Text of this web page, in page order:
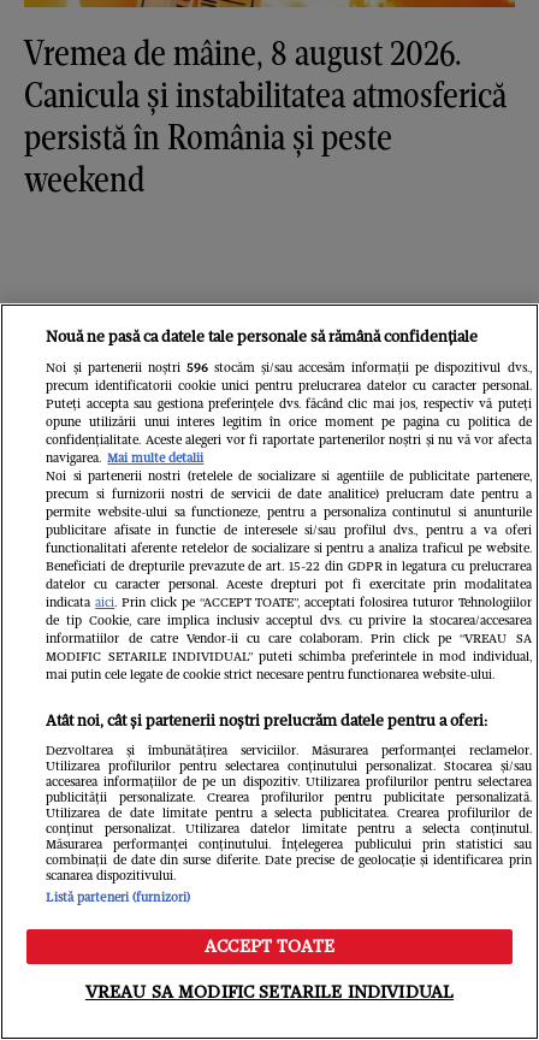
Vremea de mâine, 8 august 2026.
Canicula și instabilitatea atmosferică
persistă în România și peste
weekend
Din aceeași categorie
VEDETE SI EVENIMENTE VEDETE
Meniu Caută
Nouă ne pasă ca datele tale personale să rămână confidențiale
Noi și partenerii noștri 596stocăm și/sau accesăm informații pe dispozitivul dvs.,
precum identificatorii cookie unici pentru prelucrarea datelor cu caracter personal.
Puteți accepta sau gestiona preferințele dvs. făcând clic mai jos, respectiv vă puteți
opune utilizării unui interes legitim în orice moment pe pagina cu politica de
confidențialitate. Aceste alegeri vor fi raportate partenerilor noștri și nu vă vor afecta
navigarea. Mai multe detalii
Noi si partenerii nostri (retelele de socializare si agentiile de publicitate partenere,
precum si furnizorii nostri de servicii de date analitice) prelucram date pentru a
permite website-ului sa functioneze, pentru a personaliza continutul si anunturile
publicitare afisate in functie de interesele si/sau profilul dvs., pentru a va oferi
functionalitati aferente retelelor de socializare si pentru a analiza traficul pe website.
Beneficiati de drepturile prevazute de art. 15-22 din GDPR in legatura cu prelucrarea
datelor cu caracter personal. Aceste drepturi pot fi exercitate prin modalitatea
indicataaici. Prin click pe “ACCEPT TOATE”, acceptati folosirea tuturor Tehnologiilor
de tip Cookie, care implica inclusiv acceptul dvs. cu privire la stocarea/accesarea
informatiilor de catre Vendor-ii cu care colaboram. Prin click pe “VREAU SA
MODIFIC SETARILE INDIVIDUAL” puteti schimba preferintele in mod individual,
mai putin cele legate de cookie strict necesare pentru functionarea website-ului.
Atât noi, cât și partenerii noștri prelucrăm datele pentru a oferi:
Dezvoltarea și îmbunătățirea serviciilor. Măsurarea performanței reclamelor.
Utilizarea profilurilor pentru selectarea conținutului personalizat. Stocarea și/sau
accesarea informațiilor de pe un dispozitiv. Utilizarea profilurilor pentru selectarea
publicității personalizate. Crearea profilurilor pentru publicitate personalizată.
Utilizarea de date limitate pentru a selecta publicitatea. Crearea profilurilor de
conținut personalizat. Utilizarea datelor limitate pentru a selecta conținutul.
Măsurarea performanței conținutului. Înțelegerea publicului prin statistici sau
combinații de date din surse diferite. Date precise de geolocație și identificarea prin
scanarea dispozitivului.
Listă parteneri (furnizori)
ACCEPT TOATE
VREAU SA MODIFIC SETARILE INDIVIDUAL